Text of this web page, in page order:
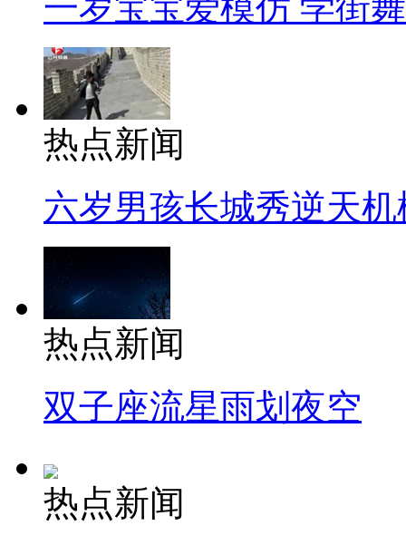
热点新闻
六岁男孩长城秀逆天机
热点新闻
双子座流星雨划夜空
热点新闻